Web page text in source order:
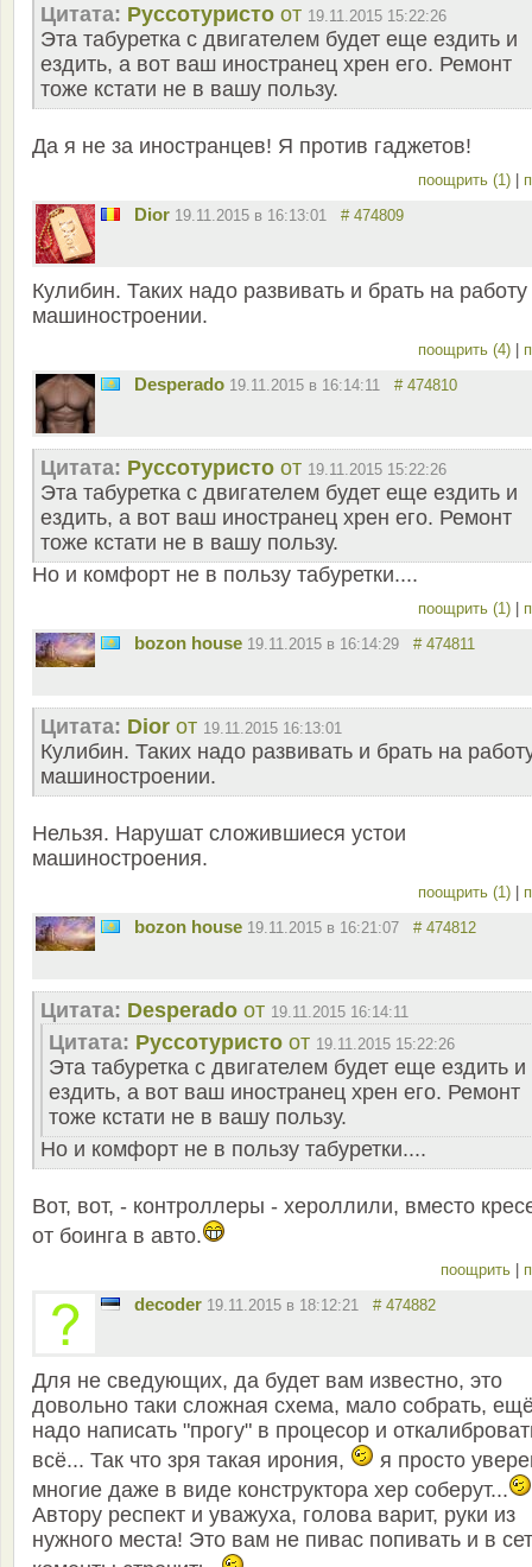
Цитата: Руссотуристо от 19.11.2015 15:22:26
Эта табуретка с двигателем будет еще ездить и
ездить, а вот ваш иностранец хрен его. Ремонт
тоже кстати не в вашу пользу.
Да я не за иностранцев! Я против гаджетов!
поощрить (1) |
Dior 19.11.2015 в 16:13:01 # 474809
Кулибин. Таких надо развивать и брать на работу
машиностроении.
поощрить (4) |
Desperado 19.11.2015 в 16:14:11 # 474810
Цитата: Руссотуристо от 19.11.2015 15:22:26
Эта табуретка с двигателем будет еще ездить и
ездить, а вот ваш иностранец хрен его. Ремонт
тоже кстати не в вашу пользу.
Но и комфорт не в пользу табуретки....
поощрить (1) |
bozon house 19.11.2015 в 16:14:29 # 474811
Цитата: Dior от 19.11.2015 16:13:01
Кулибин. Таких надо развивать и брать на
машиностроении.
Нельзя. Нарушат сложившиеся устои
машиностроения.
поощрить (1) |
bozon house 19.11.2015 в 16:21:07 # 474812
Цитата: Desperado от 19.11.2015 16:14:11
Цитата: Руссотуристо от 19.11.2015 15:22:26
Эта табуретка с двигателем будет еще ездить и
ездить, а вот ваш иностранец хрен его. Ремонт
тоже кстати не в вашу пользу.
Но и комфорт не в пользу табуретки....
Вот, вот, - контроллеры - хероллили, вместо
от боинга в авто.
поощрить |
decoder 19.11.2015 в 18:12:21 # 474882
Для не сведующих, да будет вам известно, это
довольно таки сложная схема, мало собрать,
надо написать "прогу" в процесор и
всё... Так что зря такая ирония,
я просто
многие даже в виде конструктора хер соберут...
Автору респект и уважуха, голова варит, руки из
нужного места! Это вам не пивас попивать и в